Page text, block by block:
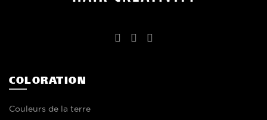
COLORATION
Couleurs de la terre